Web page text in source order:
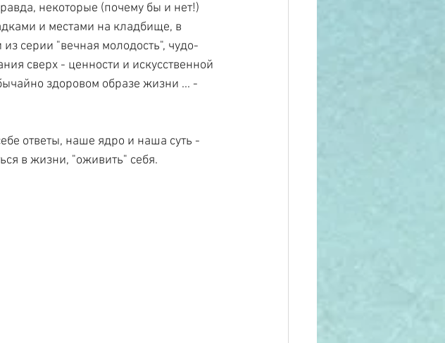
некоторые (почему бы и нет!)
и местами на кладбище, в
серии "вечная молодость", чудо-
сверх - ценности и искусственной
здоровом образе жизни ... -
ответы, наше ядро и наша суть -
в жизни, "оживить" себя.